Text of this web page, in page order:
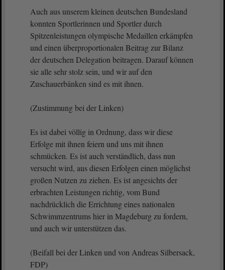
Auch aus unserem kleinen deutschen Bundesland
konnten Sportlerinnen und Sportler durch
Spitzenleistungen olympische Medaillen erkämpfen
und einen überproportionalen Beitrag zur Bilanz
der deutschen Delegation beitragen. Darauf können
sie alle sehr stolz sein, und wir auf den
Zuschauerbänken sind es mit ihnen.
(Zustimmung bei der Linken)
Es ist dabei völlig in Ordnung, dass wir diese
Erfolge mit ihnen feiern und uns mit ihnen
schmücken. Es ist auch verständlich, dass nun
versucht wird, aus diesen Erfolgen einen möglichst
großen Nutzen zu ziehen. Es ist angesichts der
erbrachten Leistungen richtig, vom Bund
nachdrücklich die Errichtung eines nationalen
Schwimmzentrums hier in Magdeburg zu fordern,
und auch wir unterstützen das.
(Beifall bei der Linken und von Andreas Silbersack,
FDP)